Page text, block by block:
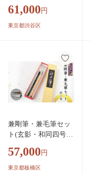
K)【自動 調理 ポッ
ト 豆乳 おかゆ ポタ
61,000 円
東京都渋谷区
兼剛筆・兼毛筆セッ
ト(玄影・和同四号)
57,000 円
東京都板橋区